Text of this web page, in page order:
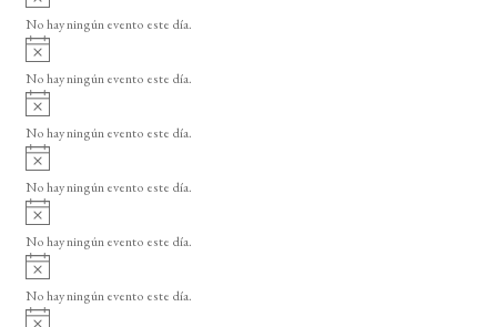
o
v
i
o
No hay ningún evento este día.
A
v
i
o
No hay ningún evento este día.
A
v
i
o
No hay ningún evento este día.
A
v
i
o
No hay ningún evento este día.
A
v
i
o
No hay ningún evento este día.
A
v
i
No hay ningún evento este día.
A